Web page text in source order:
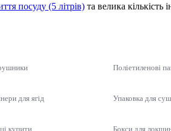
посуду (5 літрів) та велика
для ягід
купити
Поліетиленові
Упаковка для
Бокси для